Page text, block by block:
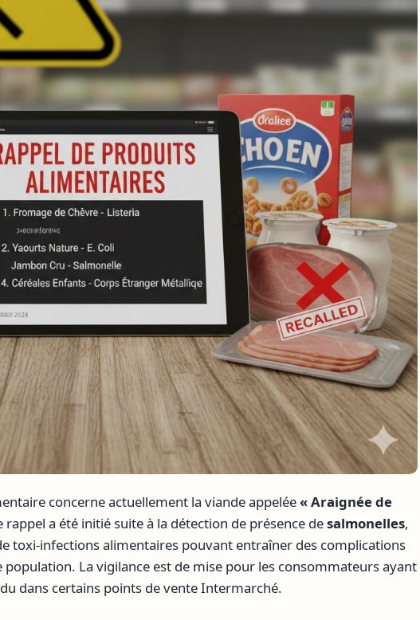
concerne actuellement la viande appelée« Araignée de
rappel a été initié suite à la détection de présence desalmonelles,
toxi-infections alimentaires pouvant entraîner des complications
population. La vigilance est de mise pour les consommateurs ayant
dans certains points de vente Intermarché.